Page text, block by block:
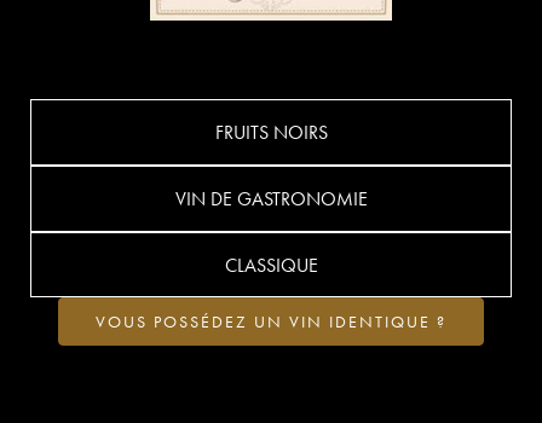
FRUITS NOIRS
VIN DE GASTRONOMIE
CLASSIQUE
VOUS POSSÉDEZ UN VIN IDENTIQUE ?